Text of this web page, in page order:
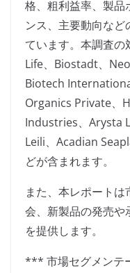
格、粗利益率、製品
ンス、主要動向な
ています。本調査
Life、Biostadt、
Biotech
Organics Private、
Industries、Arysta
Leili、Acadian
どが含まれます。
また、本レポート
会、新製品の発売や
を提供します。
*** 市場セグメンテ